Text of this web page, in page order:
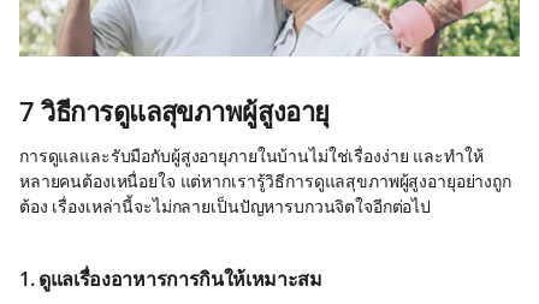
7 วิธีการดูแลสุขภาพผู้สูงอายุ
การดูแลและรับมือกับผู้สูงอายุภายในบ้านไม่ใช่เรื่องง่าย และทำให้
หลายคนต้องเหนื่อยใจ แต่หากเรารู้วิธีการดูแลสุขภาพผู้สูงอายุอย่างถูก
ต้อง เรื่องเหล่านี้จะไม่กลายเป็นปัญหารบกวนจิตใจอีกต่อไป
1. ดูแลเรื่องอาหารการกินให้เหมาะสม